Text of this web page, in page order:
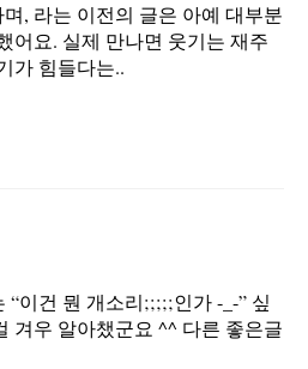
, 라는 이전의 글은 아예 대부분
어요. 실제 만나면 웃기는 재주
가 힘들다는..
“이건 뭔 개소리;;;;;인가 -_-” 싶
겨우 알아챘군요 ^^ 다른 좋은글